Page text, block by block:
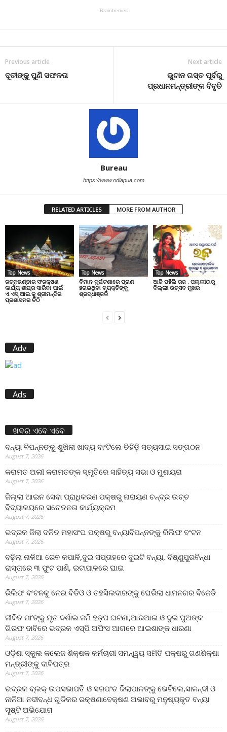
Previous article
ଦୂତୀଙ୍କୁ ପୁଣି ସଫଳତା
Next article
ଭୁଟାନ ଗସ୍ତ ପୂର୍ବରୁ
ପ୍ରଧାନମନ୍ତ୍ରୀଙ୍କ ବିବୃତି
Bureau
https://www.odiapua.com
RELATED ARTICLES MORE FROM AUTHOR
Top News
ରତ୍ନଭଣ୍ଡାର ସଂରକ୍ଷଣ
କାର୍ଯ୍ୟ ଶୀଘ୍ର ସାରିବା ପାଇଁ
ଏ.ଏସ୍.ଆଇ.କୁ ଶ୍ରୀମନ୍ଦିର
ପ୍ରଶାସନର ଚିଠି
Top News
ବିମାନ ଦୁର୍ଘଟଣାରେ ପ୍ରାଣ
ହରାଇଥିବା ବ୍ୟକ୍ତିଙ୍କୁ
ଶ୍ରଦ୍ଧାଞ୍ଜଳି
Top News
ଆଜି ପହିଲି ରଜ : ପଲ୍ଲୀଠାରୁ
ଦିଲ୍ଲୀ ଉତ୍ସବ ମୁଖର
Adv
Ads
ଖବର ଏବେ ଏବେ
ବନ୍ୟା ବିପନ୍ନଙ୍କୁ ଶୁଖିଲା ଖାଦ୍ୟ ବାଂଟିଲେ ତିହିଡି଼ ସତ୍ୟସାଇ ସଙ୍ଗଠନ
August 7, 2026
କରାମତ ଅଲୀ କରାମତଙ୍କ ସ୍ମୃତିରେ ସାହିତ୍ୟ ସଭା ଓ ମୁଶାୟରା
August 7, 2026
ଜିଲ୍ଲା ଆଇନ ସେବା ପ୍ରାଧିକରଣ ପକ୍ଷରୁ ନାରାୟଣ ଚନ୍ଦ୍ର ଉଚ୍ଚ
ବିଦ୍ୟାଳୟରେ ସଚେତନତା କାର୍ଯ୍ୟକ୍ରମ
August 7, 2026
ଭଦ୍ରକ ଜିଲା ଦଳିତ ମହାସଂଘ ପକ୍ଷରୁ ବନ୍ୟାବିପନ୍ନଙ୍କୁ ରିଲିଫ ବଂଟନ
August 7, 2026
ବଢ଼ିଲା ନାଳିଆ ରେବ କପାଳି,ଦୁଇ ସପ୍ତାହରେ ଦୁଇଟି ବନ୍ୟା, ବିଷ୍ଣୁପୁରବିନ୍ଧା
ରାସ୍ତାରେ ୩ ଫୁଟ ପାଣି, ଇଟାପାଳରେ ଘାଇ
August 7, 2026
ରିଲିଫ ବଂଟନକୁ ନେଇ ବିଡିଓ ଓ ତହସିଲଦାରଙ୍କୁ ଘେରିଲା ଧାମନଗର ବିଜେଡି
August 7, 2026
ଜୀବିତ ମା’ଙ୍କୁ ମୃତ ଦର୍ଶାଇ ଜମି ହଡ଼ପ ଘଟଣା,ଆରଆଇ ଓ ଦୁଇ ପୁଅଙ୍କ
ଗିରଫ ଦାବିରେ ଭଦ୍ରକ ଏସ୍‌ପି ଅଫିସ ଆଗରେ ଆଇଶାଙ୍କ ଧାରଣା
August 7, 2026
ଓଡ଼ିଶା ସ୍କୁଲ କଲେଜ ଶିକ୍ଷକ କର୍ମଚାରୀ ସମନ୍ୱୟ ସମିତି ପକ୍ଷରୁ ଗଣଶିକ୍ଷା
ମନ୍ତ୍ରୀଙ୍କୁ ଦାବିପତ୍ର
August 7, 2026
ଭଦ୍ରକ ବ୍ଲକ୍ ଉପସଭାପତି ଓ ସରପଂଚ ଜିଲାପାଳଙ୍କୁ ଭେଟିଲେ,ସାଳନ୍ଦୀ ଓ
ନାଳିଆ ନଦୀବନ୍ଧ ଗୁଡିକର ରକ୍ଷଣାବେକ୍ଷଣ ଅଭାବରୁ ମନୁଷ୍ୟକୃତ ବନ୍ୟା
ସୃଷ୍ଟି ଅଭିଯୋଗ
August 7, 2026